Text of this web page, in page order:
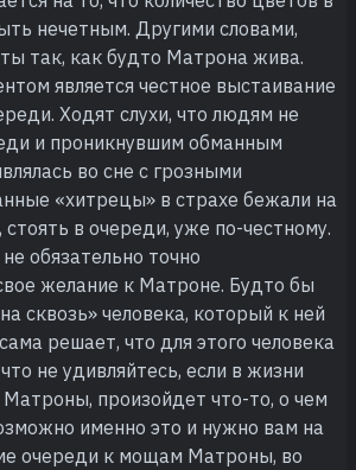
нечетным. Другими словами,
так, как будто Матрона жива.
является честное выстаивание
Ходят слухи, что людям не
и проникнувшим обманным
во сне с грозными
«хитрецы» в страхе бежали на
в очереди, уже по-честному.
обязательно точно
желание к Матроне. Будто бы
сквозь» человека, который к ней
решает, что для этого человека
не удивляйтесь, если в жизни
произойдет что-то, о чем
именно это и нужно вам на
очереди к мощам Матроны, во